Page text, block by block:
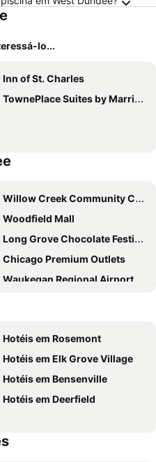
lo...
Inn of St. Charles
TownePlace Suites by Marriott Chicago Schaumburg
Willow Creek Community Church
Woodfield Mall
Long Grove Chocolate Festival
Chicago Premium Outlets
Waukegan Regional Airport
Hotéis em Rosemont
Hotéis em Elk Grove Village
Hotéis em Bensenville
Hotéis em Deerfield